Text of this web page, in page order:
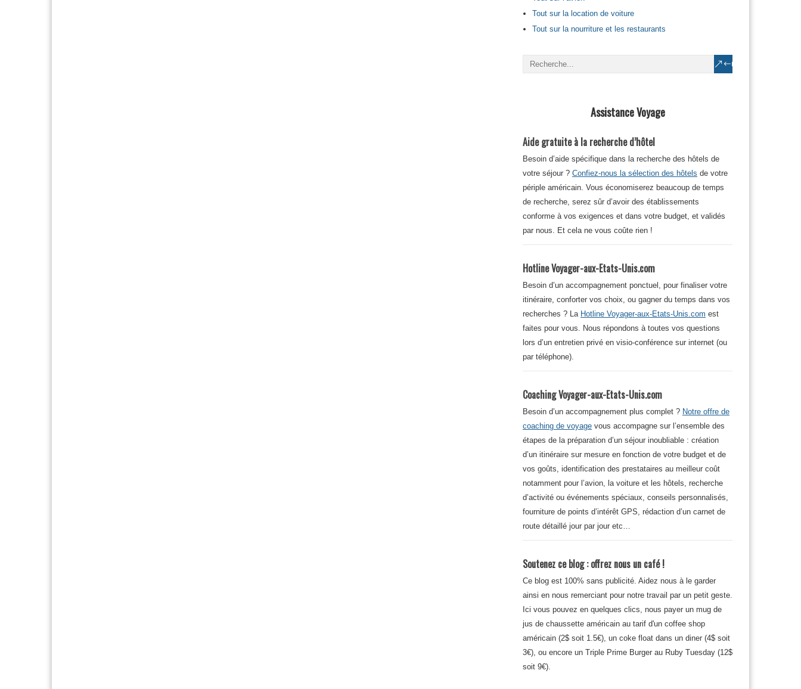
Tout sur la location de voiture
Tout sur la nourriture et les restaurants
Assistance Voyage
Aide gratuite à la recherche d’hôtel
Besoin d’aide spécifique dans la recherche des hôtels de
votre séjour ? Confiez-nous la sélection des hôtels de votre
périple américain. Vous économiserez beaucoup de temps
de recherche, serez sûr d’avoir des établissements
conforme à vos exigences et dans votre budget, et validés
par nous. Et cela ne vous coûte rien !
Hotline Voyager-aux-Etats-Unis.com
Besoin d’un accompagnement ponctuel, pour finaliser votre
itinéraire, conforter vos choix, ou gagner du temps dans vos
recherches ? La Hotline Voyager-aux-Etats-Unis.com est
faites pour vous. Nous répondons à toutes vos questions
lors d’un entretien privé en visio-conférence sur internet (ou
par téléphone).
Coaching Voyager-aux-Etats-Unis.com
Besoin d’un accompagnement plus complet ? Notre offre de
coaching de voyage vous accompagne sur l’ensemble des
étapes de la préparation d’un séjour inoubliable : création
d’un itinéraire sur mesure en fonction de votre budget et de
vos goûts, identification des prestataires au meilleur coût
notamment pour l’avion, la voiture et les hôtels, recherche
d’activité ou événements spéciaux, conseils personnalisés,
fourniture de points d’intérêt GPS, rédaction d’un carnet de
route détaillé jour par jour etc…
Soutenez ce blog : offrez nous un café !
Ce blog est 100% sans publicité. Aidez nous à le garder
ainsi en nous remerciant pour notre travail par un petit geste.
Ici vous pouvez en quelques clics, nous payer un mug de
jus de chaussette américain au tarif d'un coffee shop
américain (2$ soit 1.5€), un coke float dans un diner (4$ soit
3€), ou encore un Triple Prime Burger au Ruby Tuesday (12$
soit 9€).